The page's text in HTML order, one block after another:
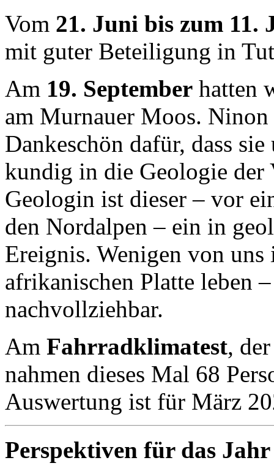
Vom 21. Juni bis zum 11.
mit guter Beteiligung in
Am 19. Septemberhatten
am Murnauer Moos.
Dankeschön dafür, dass
kundig in die Geologie der
Geologin ist dieser – vor
den Nordalpen – ein in
Ereignis. Wenigen von uns
afrikanischen Platte leben
nachvollziehbar.
Am Fahrradklimatest,
nahmen dieses Mal 68
Auswertung ist für März
Perspektiven für das Jahr